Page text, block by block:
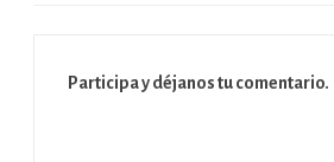
Participa y déjanos tu comentario.